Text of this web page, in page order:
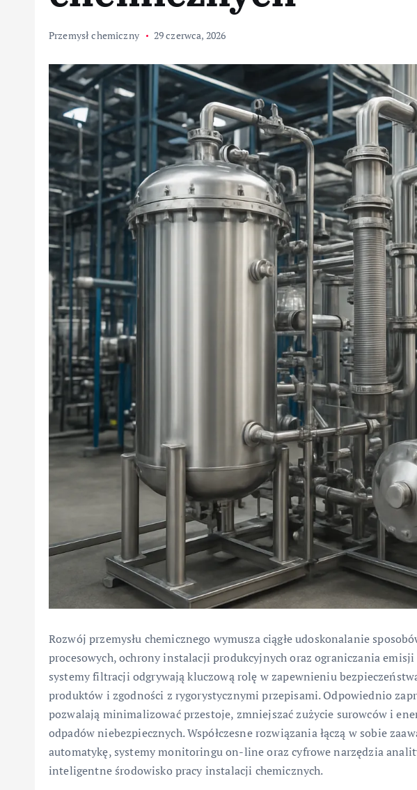
Przemysł chemiczny 29 czerwca, 2026
Rozwój przemysłu chemicznego wymusza ciągłe udoskonalanie
procesowych, ochrony instalacji produkcyjnych oraz ograniczania emisji
systemy filtracji odgrywają kluczową rolę w zapewnieniu
produktów i zgodności z rygorystycznymi przepisami. Odpowiednio
pozwalają minimalizować przestoje, zmniejszać zużycie surowców i
odpadów niebezpiecznych. Współczesne rozwiązania łączą w sobie
automatykę, systemy monitoringu on-line oraz cyfrowe narzędzia
inteligentne środowisko pracy instalacji chemicznych.